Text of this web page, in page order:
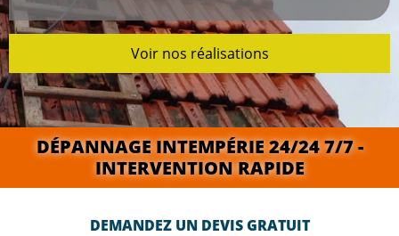
Voir nos réalisations
DÉPANNAGE INTEMPÉRIE 24/24 7/7 -
INTERVENTION RAPIDE
DEMANDEZ UN DEVIS GRATUIT